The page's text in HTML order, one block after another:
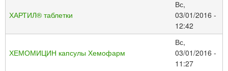
ХАРТИЛ® таблетки
Вс,
03/01/2016 -
12:42
ХЕМОМИЦИН капсулы Хемофарм
Вс,
03/01/2016 -
11:27